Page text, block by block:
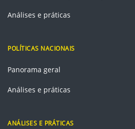
Análises e práticas
POLÍTICAS NACIONAIS
Panorama geral
Análises e práticas
ANÁLISES E PRÁTICAS